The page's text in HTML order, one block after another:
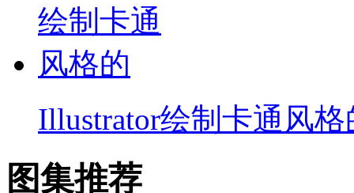
Illustrator绘制卡通风格
图集推荐